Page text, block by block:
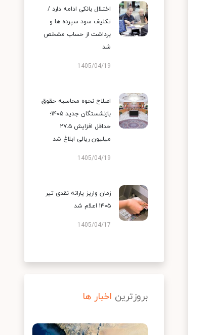
اختلال بانکی ادامه دارد /
تکلیف سود سپرده ها و
برداشت از حساب مشخص
شد
1405/04/19
اصلاح نحوه محاسبه حقوق
بازنشستگان جدید ۱۴۰۵؛
حداقل افزایش ۲۷.۵
میلیون ریالی ابلاغ شد
1405/04/19
زمان واریز یارانه نقدی تیر
۱۴۰۵ اعلام شد
1405/04/17
بروزترین اخبار ها